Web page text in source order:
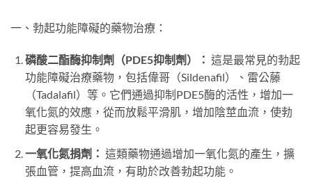
一、勃起功能障礙的藥物治療：
磷酸二酯酶抑制劑（PDE5抑制劑）： 這是最常見的勃起
功能障礙治療藥物，包括偉哥（Sildenafil）、雷公藤
（Tadalafil）等。它們通過抑制PDE5酶的活性，增加一
氧化氮的效應，從而放鬆平滑肌，增加陰莖血流，使勃
起更容易發生。
一氧化氮捐劑： 這類藥物通過增加一氧化氮的產生，擴
張血管，提高血流，有助於改善勃起功能。